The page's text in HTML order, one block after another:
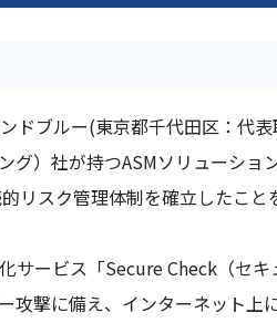
ドブルー(東京都千代田区：代
）社が持つASMソリューショ
スク管理体制を確立したこと
サービス「Secure Check（セ
攻撃に備え、インターネット上